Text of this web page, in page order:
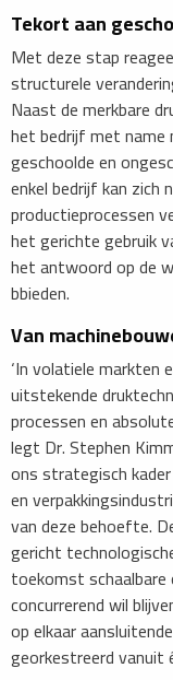
Tekort aan
Met deze stap
structurele
Naast de merkbare
het bedrijf met
geschoolde en
enkel bedrijf kan zich
productieprocessen
het gerichte gebruik
het antwoord op de
bbieden.
Van
‘In volatiele markten
uitstekende
processen en
legt Dr. Stephen
ons strategisch
en
van deze behoefte.
gericht
toekomst schaalbare
concurrerend wil
op elkaar
georkestreerd vanuit